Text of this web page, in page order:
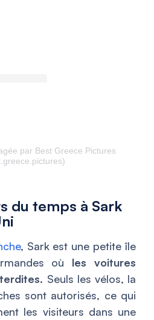
par Best Greece Pictures
du temps à Sark
, Sark est une petite île
où les voitures
. Seuls les vélos, la
sont autorisés, ce qui
les visiteurs dans une